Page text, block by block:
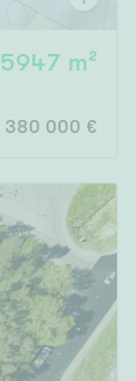
5947 m²
380 000 €